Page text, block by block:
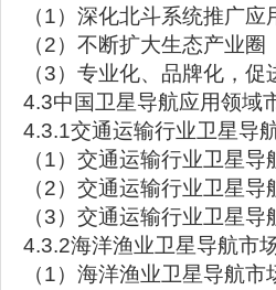
（1）深化北斗系统推广应
（2）不断扩大生态产业圈
（3）专业化、品牌化，
4.3中国卫星导航应用领域
4.3.1交通运输行业卫星导
（1）交通运输行业卫星导
（2）交通运输行业卫星导
（3）交通运输行业卫星导
4.3.2海洋渔业卫星导航市
（1）海洋渔业卫星导航市